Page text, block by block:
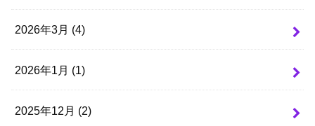
2026年3月 (4)
2026年1月 (1)
2025年12月 (2)